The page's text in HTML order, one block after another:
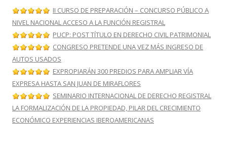
II CURSO DE PREPARACIÓN – CONCURSO PÚBLICO A
NIVEL NACIONAL ACCESO A LA FUNCIÓN REGISTRAL
PUCP: POST TÍTULO EN DERECHO CIVIL PATRIMONIAL
CONGRESO PRETENDE UNA VEZ MÁS INGRESO DE
AUTOS USADOS
EXPROPIARÁN 300 PREDIOS PARA AMPLIAR VÍA
EXPRESA HASTA SAN JUAN DE MIRAFLORES
SEMINARIO INTERNACIONAL DE DERECHO REGISTRAL
LA FORMALIZACIÓN DE LA PROPIEDAD, PILAR DEL CRECIMIENTO
ECONÓMICO EXPERIENCIAS IBEROAMERICANAS